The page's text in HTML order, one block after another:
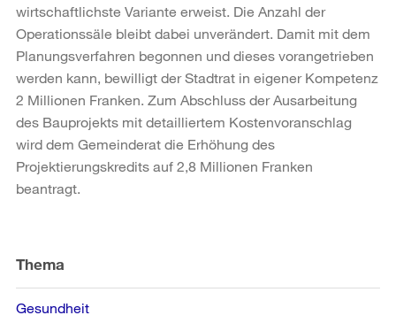
wirtschaftlichste Variante erweist. Die Anzahl der
Operationssäle bleibt dabei unverändert. Damit mit dem
Planungsverfahren begonnen und dieses vorangetrieben
werden kann, bewilligt der Stadtrat in eigener Kompetenz
2 Millionen Franken. Zum Abschluss der Ausarbeitung
des Bauprojekts mit detailliertem Kostenvoranschlag
wird dem Gemeinderat die Erhöhung des
Projektierungskredits auf 2,8 Millionen Franken
beantragt.
Informationen
Thema
Gesundheit